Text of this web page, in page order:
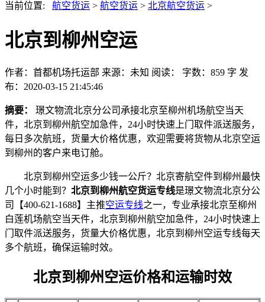
当前位置: 航空货运 > 航空货运 > 北京航空货运 >
北京到柳州空运
作者：首都机场托运部 来源：未知 阅读： 字数：859 字 发
布：2020-03-15 21:45:46
摘要： 璟文物流北京分公司承接北京至柳州机场航空当天
件，北京到柳州航空加急件，24小时快速上门取件派送服务，
每日多次航班，货量大价格优惠，欢迎需要将货物从北京空运
到柳州的客户来电订舱。
北京到柳州空运多少钱一公斤？北京寄航空件到柳州最快
几个小时能到？ 北京到柳州航空货运专线是璟文物流北京分公
司【400-621-1688】主推空运专线之一，专业承接北京至柳州
白莲机场航空当天件，北京到柳州航空加急件，24小时快速上
门取件派送服务，货量大价格优惠，北京到柳州空运专线每天
多个航班，确保运输时效。
北京到柳州空运价格和运输时效